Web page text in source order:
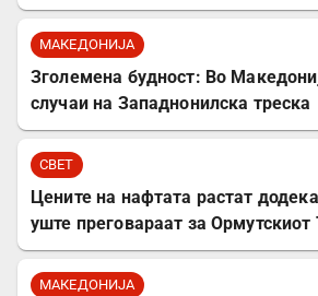
МАКЕДОНИЈА
Зголемена будност: Во
случаи на Западнонилска треска
СВЕТ
Цените на нафтата растат
уште преговараат за Ормутскиот
МАКЕДОНИЈА